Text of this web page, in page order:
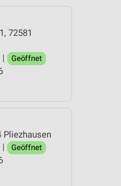
72581
|
Geöffnet
Pliezhausen
|
Geöffnet